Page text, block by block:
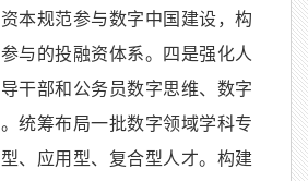
本规范参与数字中国建设，构
与的投融资体系。四是强化人
干部和公务员数字思维、数字
统筹布局一批数字领域学科专
、应用型、复合型人才。构建